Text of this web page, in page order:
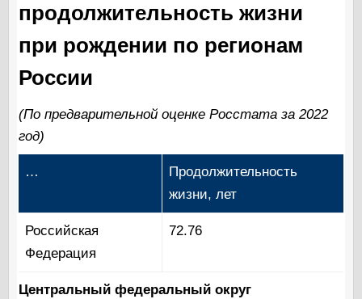
продолжительность жизни
при рождении по регионам
России
(По предварительной оценке Росстата за 2022
год)
…
Продолжительность
жизни, лет
Российская
Федерация
72.76
Центральный федеральный округ